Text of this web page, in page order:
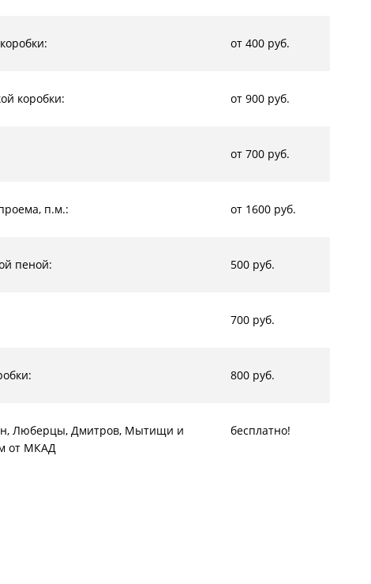
от 400 руб.
коробки: от 900 руб.
от 700 руб.
п.м.: от 1600 руб.
пеной: 500 руб.
700 руб.
800 руб.
Люберцы, Дмитров, Мытищи и
от МКАД
бесплатно!